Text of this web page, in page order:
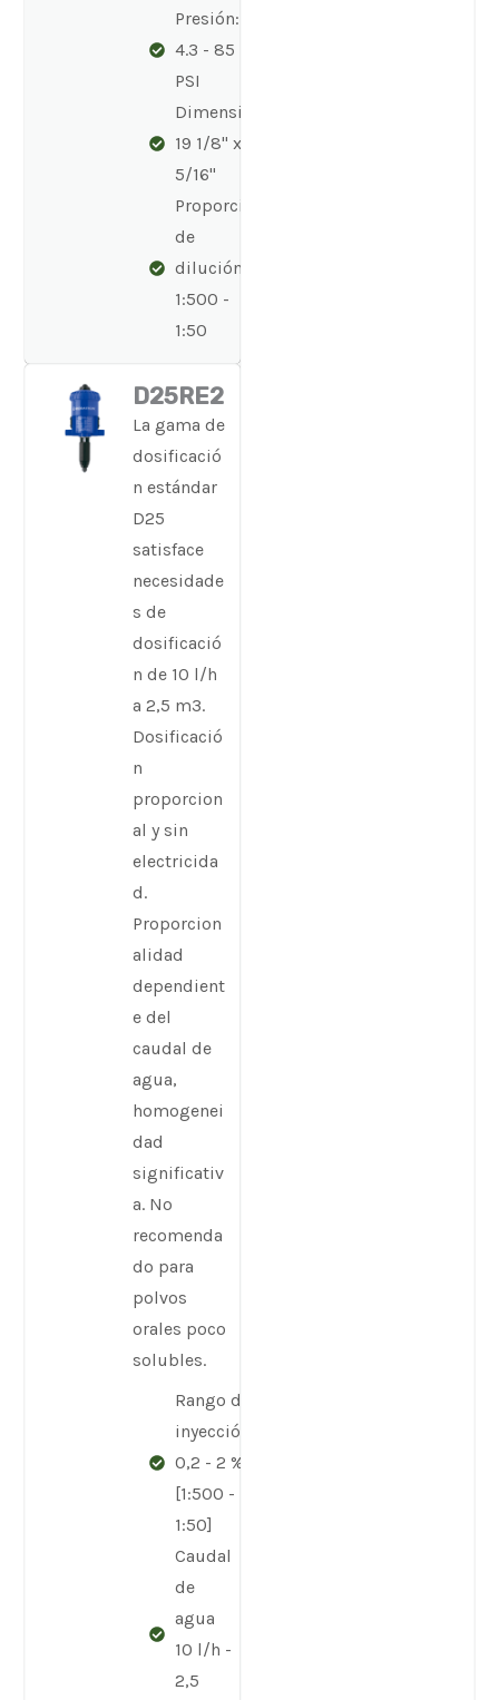
Presión:
4.3 - 85
PSI
Dimensiones:
19 1/8" x 6
5/16"
Proporción
de
dilución:
1:500 -
1:50
D25RE2
La gama de
dosificació
n estándar
D25
satisface
necesidade
s de
dosificació
n de 10 l/h
a 2,5 m3.
Dosificació
n
proporcion
al y sin
electricida
d.
Proporcion
alidad
dependient
e del
caudal de
agua,
homogenei
dad
significativ
a. No
recomenda
do para
polvos
orales poco
solubles.
Rango de
inyección
0,2 - 2 %
[1:500 -
1:50]
Caudal
de
agua
10 l/h -
2,5